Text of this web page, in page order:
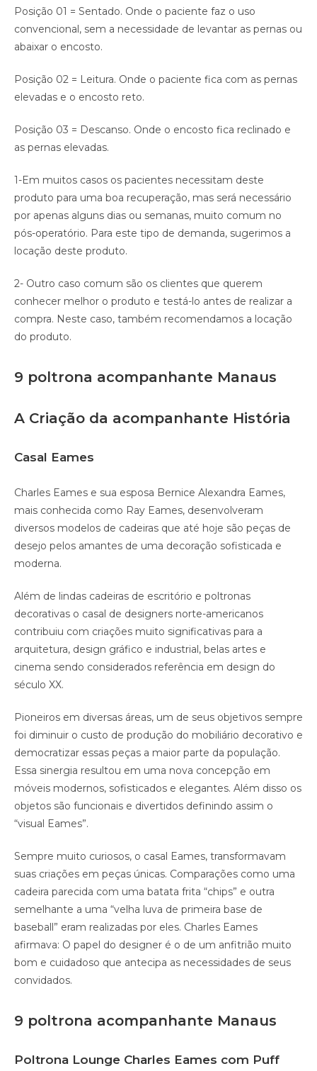
Posição 01 = Sentado. Onde o paciente faz o uso
convencional, sem a necessidade de levantar as pernas ou
abaixar o encosto.
Posição 02 = Leitura. Onde o paciente fica com as pernas
elevadas e o encosto reto.
Posição 03 = Descanso. Onde o encosto fica reclinado e
as pernas elevadas.
1-Em muitos casos os pacientes necessitam deste
produto para uma boa recuperação, mas será necessário
por apenas alguns dias ou semanas, muito comum no
pós-operatório. Para este tipo de demanda, sugerimos a
locação deste produto.
2- Outro caso comum são os clientes que querem
conhecer melhor o produto e testá-lo antes de realizar a
compra. Neste caso, também recomendamos a locação
do produto.
9 poltrona acompanhante Manaus
A Criação da acompanhante História
Casal Eames
Charles Eames e sua esposa Bernice Alexandra Eames,
mais conhecida como Ray Eames, desenvolveram
diversos modelos de cadeiras que até hoje são peças de
desejo pelos amantes de uma decoração sofisticada e
moderna.
Além de lindas cadeiras de escritório e poltronas
decorativas o casal de designers norte-americanos
contribuiu com criações muito significativas para a
arquitetura, design gráfico e industrial, belas artes e
cinema sendo considerados referência em design do
século XX.
Pioneiros em diversas áreas, um de seus objetivos sempre
foi diminuir o custo de produção do mobiliário decorativo e
democratizar essas peças a maior parte da população.
Essa sinergia resultou em uma nova concepção em
móveis modernos, sofisticados e elegantes. Além disso os
objetos são funcionais e divertidos definindo assim o
“visual Eames”.
Sempre muito curiosos, o casal Eames, transformavam
suas criações em peças únicas. Comparações como uma
cadeira parecida com uma batata frita “chips” e outra
semelhante a uma “velha luva de primeira base de
baseball” eram realizadas por eles. Charles Eames
afirmava: O papel do designer é o de um anfitrião muito
bom e cuidadoso que antecipa as necessidades de seus
convidados.
9 poltrona acompanhante Manaus
Poltrona Lounge Charles Eames com Puff